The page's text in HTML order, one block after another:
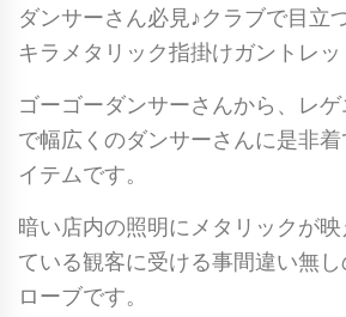
が
眩
い
指
掛
け
ガ
ン
ダンサーさん必見♪クラブで目立
キラメタリック指掛けガントレ
ゴーゴーダンサーさんから、レ
で幅広くのダンサーさんに是非
イテムです。
暗い店内の照明にメタリックが
ている観客に受ける事間違い無
ローブです。